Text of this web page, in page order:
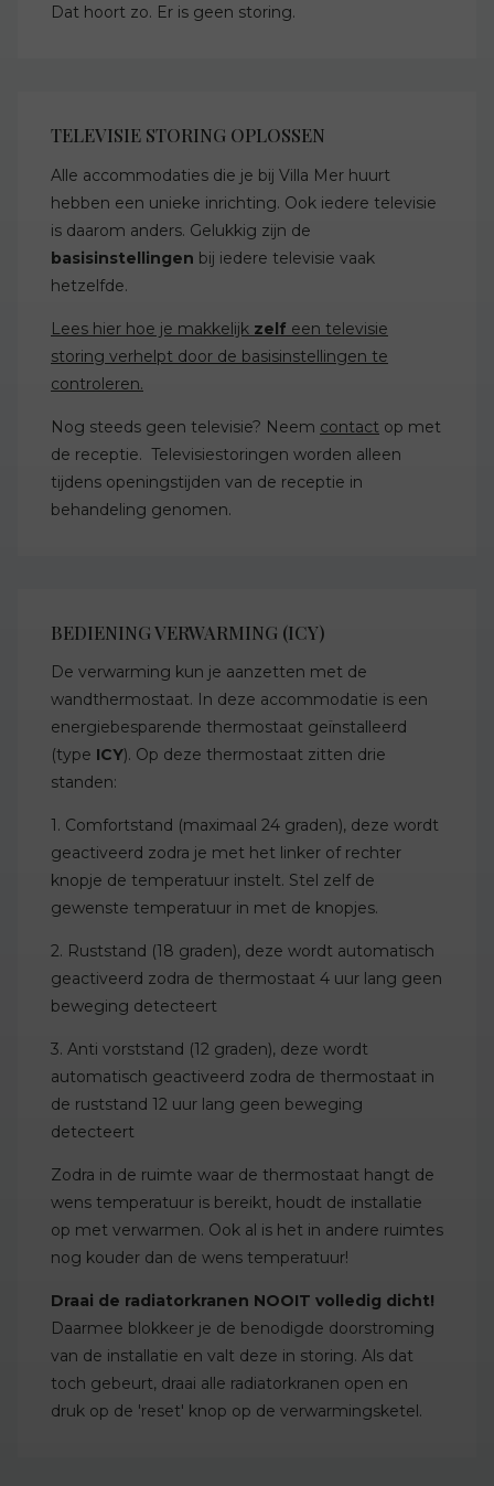
Dat hoort zo. Er is geen storing.
TELEVISIE STORING OPLOSSEN
Alle accommodaties die je bij Villa Mer huurt
hebben een unieke inrichting. Ook iedere televisie
is daarom anders. Gelukkig zijn de
basisinstellingen bij iedere televisie vaak
hetzelfde.
Lees hier hoe je makkelijk zelf een televisie
storing verhelpt door de basisinstellingen te
controleren.
Nog steeds geen televisie? Neem contact op met
de receptie. Televisiestoringen worden alleen
tijdens openingstijden van de receptie in
behandeling genomen.
BEDIENING VERWARMING (ICY)
De verwarming kun je aanzetten met de
wandthermostaat. In deze accommodatie is een
energiebesparende thermostaat geïnstalleerd
(type ICY). Op deze thermostaat zitten drie
standen:
1. Comfortstand (maximaal 24 graden), deze wordt
geactiveerd zodra je met het linker of rechter
knopje de temperatuur instelt. Stel zelf de
gewenste temperatuur in met de knopjes.
2. Ruststand (18 graden), deze wordt automatisch
geactiveerd zodra de thermostaat 4 uur lang geen
beweging detecteert
3. Anti vorststand (12 graden), deze wordt
automatisch geactiveerd zodra de thermostaat in
de ruststand 12 uur lang geen beweging
detecteert
Zodra in de ruimte waar de thermostaat hangt de
wens temperatuur is bereikt, houdt de installatie
op met verwarmen. Ook al is het in andere ruimtes
nog kouder dan de wens temperatuur!
Draai de radiatorkranen NOOIT volledig dicht!
Daarmee blokkeer je de benodigde doorstroming
van de installatie en valt deze in storing. Als dat
toch gebeurt, draai alle radiatorkranen open en
druk op de 'reset' knop op de verwarmingsketel.